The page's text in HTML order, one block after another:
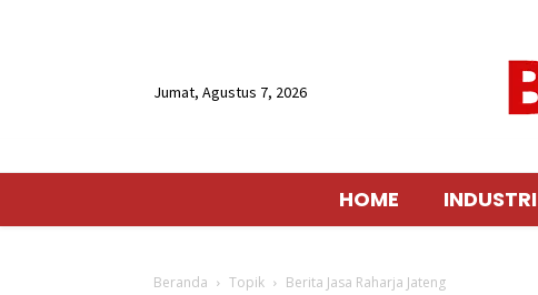
Jumat, Agustus 7, 2026
HOME INDUSTRI
Beranda Topik Berita Jasa Raharja Jateng